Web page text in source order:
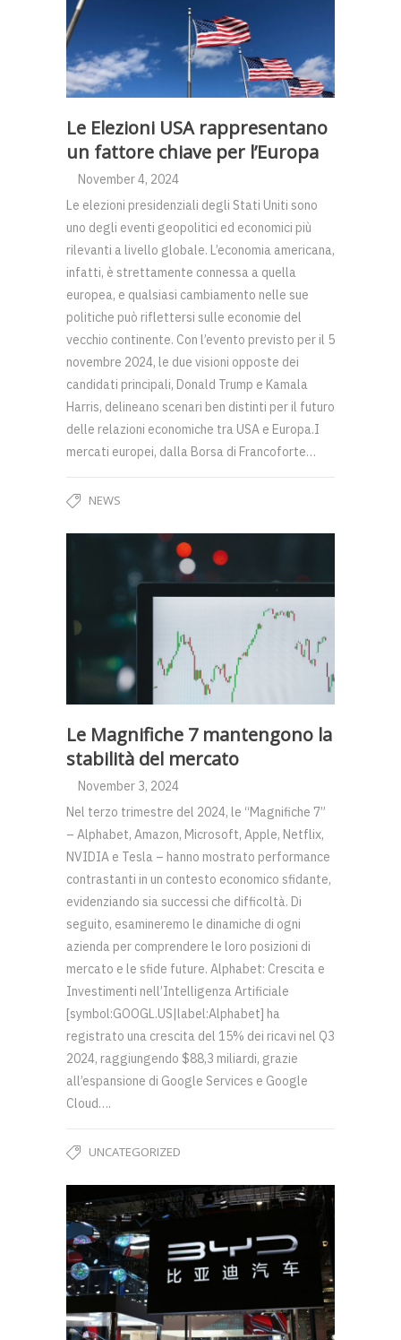
Le Elezioni USA rappresentano
un fattore chiave per l’Europa
November 4, 2024
Le elezioni presidenziali degli Stati Uniti sono
uno degli eventi geopolitici ed economici più
rilevanti a livello globale. L’economia americana,
infatti, è strettamente connessa a quella
europea, e qualsiasi cambiamento nelle sue
politiche può riflettersi sulle economie del
vecchio continente. Con l’evento previsto per il 5
novembre 2024, le due visioni opposte dei
candidati principali, Donald Trump e Kamala
Harris, delineano scenari ben distinti per il futuro
delle relazioni economiche tra USA e Europa.I
mercati europei, dalla Borsa di Francoforte…
NEWS
Le Magnifiche 7 mantengono la
stabilità del mercato
November 3, 2024
Nel terzo trimestre del 2024, le “Magnifiche 7”
– Alphabet, Amazon, Microsoft, Apple, Netflix,
NVIDIA e Tesla – hanno mostrato performance
contrastanti in un contesto economico sfidante,
evidenziando sia successi che difficoltà. Di
seguito, esamineremo le dinamiche di ogni
azienda per comprendere le loro posizioni di
mercato e le sfide future. Alphabet: Crescita e
Investimenti nell’Intelligenza Artificiale
[symbol:GOOGL.US|label:Alphabet] ha
registrato una crescita del 15% dei ricavi nel Q3
2024, raggiungendo $88,3 miliardi, grazie
all’espansione di Google Services e Google
Cloud….
UNCATEGORIZED